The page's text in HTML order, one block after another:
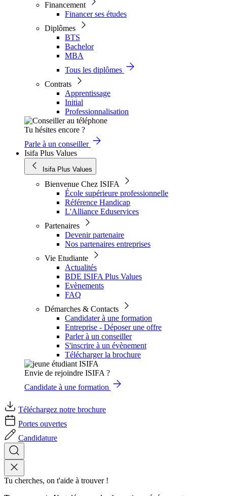
Financement
Financer ses études
Diplômes
BTS
Bachelor
MBA
Tous les diplômes
Contrats
Apprentissage
Initial
Professionnalisation
Tu hésites encore ?
Parle à un conseiller
Isifa Plus Values
Isifa Plus Values
Bienvenue Chez ISIFA
École supérieure professionnelle
Référence Handicap
L'Alliance Eduservices
Partenaires
Devenir partenaire
Nos partenaires entreprises
Vie Etudiante
Actualités
BDE ISIFA Plus Values
Evènements
FAQ
Démarches & Contacts
Candidater à une formation
Entreprise - Déposer une offre
Parler à un conseiller
S'inscrire à un évènement
Télécharger la brochure
Envie de rejoindre ISIFA ?
Candidate à une formation
Téléchargez notre brochure
Portes ouvertes
Candidature
Tu cherches, on t'aide à trouver !